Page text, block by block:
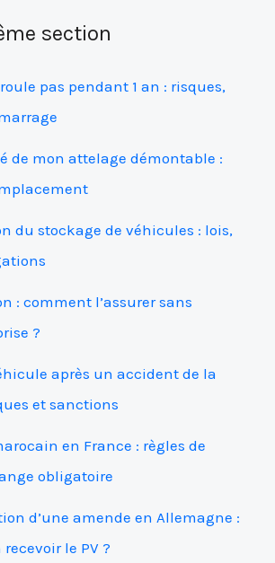
section
pas pendant 1 an : risques,
de mon attelage démontable :
du stockage de véhicules : lois,
: comment l’assurer sans
?
après un accident de la
et sanctions
en France : règles de
obligatoire
d’une amende en Allemagne :
le PV ?